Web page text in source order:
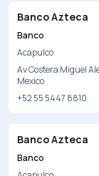
Banco Azteca
Banco
Acapulco
Av Costera Miguel
Mexico
+52 55 5447 8810
Banco Azteca
Banco